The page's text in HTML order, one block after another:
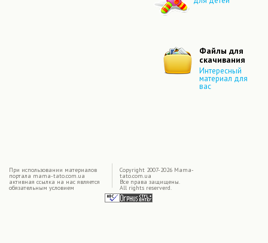
Файлы для
скачивания
Интересный
материал для
вас
При использовании материалов
портала mama-tato.com.ua
активная ссылка на нас является
обязательным условием
Copyright 2007-2026 Mama-
tato.com.ua
Все права защищены.
All rights reserverd.